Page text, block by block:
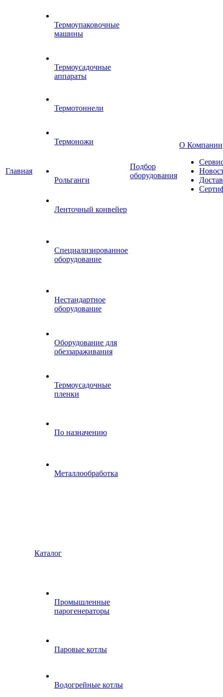
Главная
Термоупаковочные
машины
Термоусадочные
аппараты
Термотоннели
Термоножи
Рольганги
Ленточный конвейер
Специализированное
оборудование
Нестандартное
оборудование
Оборудование для
обеззараживания
Термоусадочные
пленки
По назначению
Металлообработка
Подбор
оборудования
О Компании
Каталог
Промышленные
парогенераторы
Паровые котлы
Водогрейные котлы